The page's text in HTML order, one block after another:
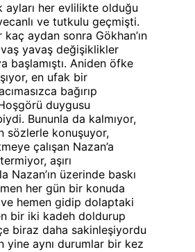
ayları her evlilikte olduğu
ve tutkulu geçmişti.
aydan sonra Gökhan’ın
yavaş değişiklikler
başlamıştı. Aniden öfke
en ufak bir
bağırıp
duygusu
Bununla da kalmıyor,
sözlerle konuşuyor,
çalışan Nazan’a
aşırı
Nazan’ın üzerinde baskı
her gün bir konuda
ve hemen gidip dolaptaki
bir iki kadeh doldurup
biraz daha sakinleşiyordu
yine aynı durumlar bir kez